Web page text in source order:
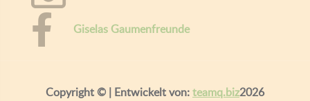
Giselas Gaumenfreunde
Copyright © | Entwickelt von:teamq.biz2026